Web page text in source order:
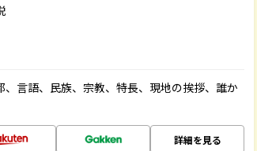
言語、民族、宗教、特長、現地の挨拶、誰か
詳細を見る